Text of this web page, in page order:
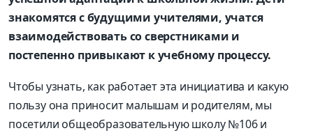
знакомятся с будущими учителями, учатся
взаимодействовать со сверстниками и
постепенно привыкают к учебному процессу.
Чтобы узнать, как работает эта инициатива и какую
пользу она приносит малышам и родителям, мы
посетили общеобразовательную школу №106 и